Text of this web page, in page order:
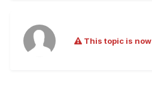
This topic is